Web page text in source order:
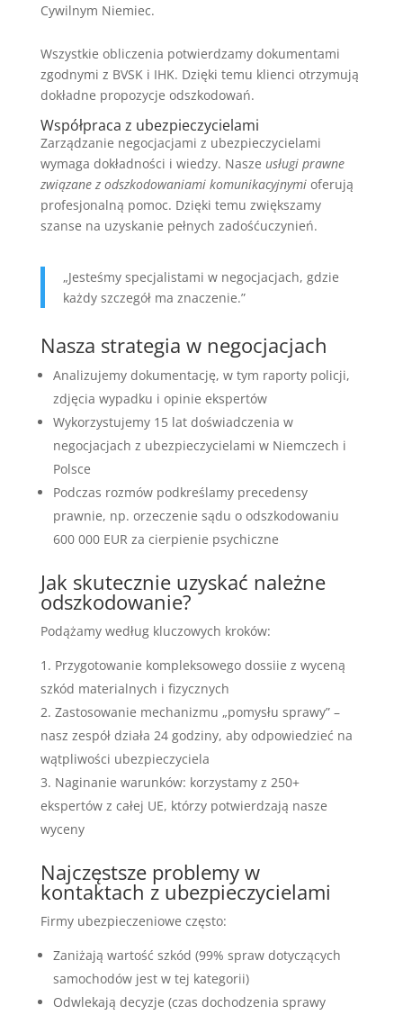
Cywilnym Niemiec.
Wszystkie obliczenia potwierdzamy dokumentami
zgodnymi z BVSK i IHK. Dzięki temu klienci otrzymują
dokładne propozycje odszkodowań.
Współpraca z ubezpieczycielami
Zarządzanie negocjacjami z ubezpieczycielami
wymaga dokładności i wiedzy. Nasze usługi prawne
związane z odszkodowaniami komunikacyjnymioferują
profesjonalną pomoc. Dzięki temu zwiększamy
szanse na uzyskanie pełnych zadośćuczynień.
„Jesteśmy specjalistami w negocjacjach, gdzie
każdy szczegół ma znaczenie.”
Nasza strategia w negocjacjach
Analizujemy dokumentację, w tym raporty policji,
zdjęcia wypadku i opinie ekspertów
Wykorzystujemy 15 lat doświadczenia w
negocjacjach z ubezpieczycielami w Niemczech i
Polsce
Podczas rozmów podkreślamy precedensy
prawnie, np. orzeczenie sądu o odszkodowaniu
600 000 EUR za cierpienie psychiczne
Jak skutecznie uzyskać należne
odszkodowanie?
Podążamy według kluczowych kroków:
Przygotowanie kompleksowego dossiie z wyceną
szkód materialnych i fizycznych
Zastosowanie mechanizmu „pomysłu sprawy” –
nasz zespół działa 24 godziny, aby odpowiedzieć na
wątpliwości ubezpieczyciela
Naginanie warunków: korzystamy z 250+
ekspertów z całej UE, którzy potwierdzają nasze
wyceny
Najczęstsze problemy w
kontaktach z ubezpieczycielami
Firmy ubezpieczeniowe często:
Zaniżają wartość szkód (99% spraw dotyczących
samochodów jest w tej kategorii)
Odwlekają decyzje (czas dochodzenia sprawy